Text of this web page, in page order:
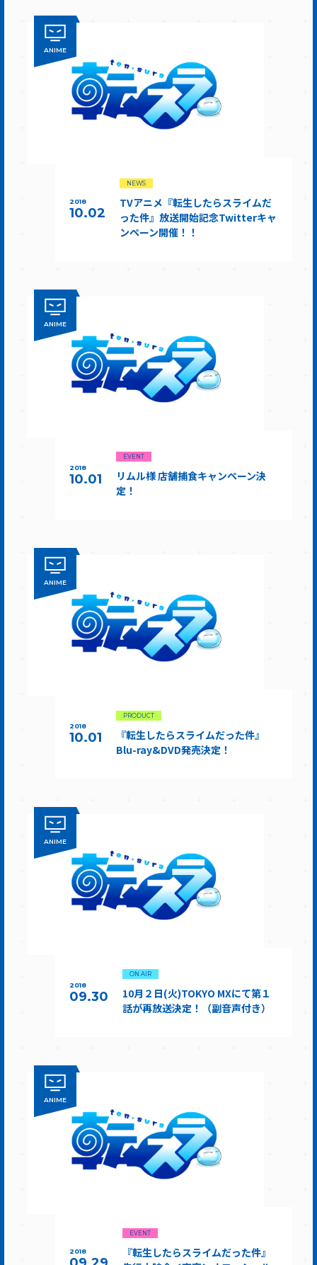
ANIME
2018
10.02
NEWS
TVアニメ『転生したらスライムだ
った件』放送開始記念Twitterキャ
ンペーン開催！！
ANIME
2018
10.01
EVENT
リムル様 店舗捕食キャンペーン決
定！
ANIME
2018
10.01
PRODUCT
『転生したらスライムだった件』
Blu-ray&DVD発売決定！
ANIME
2018
09.30
ON AIR
10月２日(火)TOKYO MXにて第１
話が再放送決定！（副音声付き）
ANIME
2018
EVENT
『転生したらスライムだった件』